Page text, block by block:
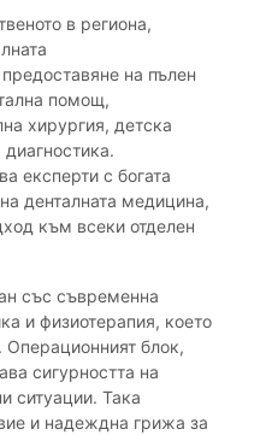
в региона,
на пълен
помощ,
хирургия, детска
експерти с богата
денталната медицина,
към всеки отделен
със съвременна
и физиотерапия, което
Операционният блок,
сигурността на
ситуации. Така
и надеждна грижа за